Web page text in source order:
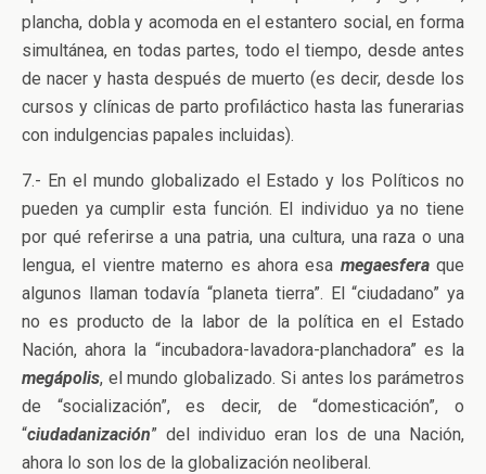
plancha, dobla y acomoda en el estantero social, en forma
simultánea, en todas partes, todo el tiempo, desde antes
de nacer y hasta después de muerto (es decir, desde los
cursos y clínicas de parto profiláctico hasta las funerarias
con indulgencias papales incluidas).
7.- En el mundo globalizado el Estado y los Políticos no
pueden ya cumplir esta función. El individuo ya no tiene
por qué referirse a una patria, una cultura, una raza o una
lengua, el vientre materno es ahora esa megaesferaque
algunos llaman todavía “planeta tierra”. El “ciudadano” ya
no es producto de la labor de la política en el Estado
Nación, ahora la “incubadora-lavadora-planchadora” es la
megápolis, el mundo globalizado. Si antes los parámetros
de “socialización”, es decir, de “domesticación”, o
“ciudadanización” del individuo eran los de una Nación,
ahora lo son los de la globalización neoliberal.